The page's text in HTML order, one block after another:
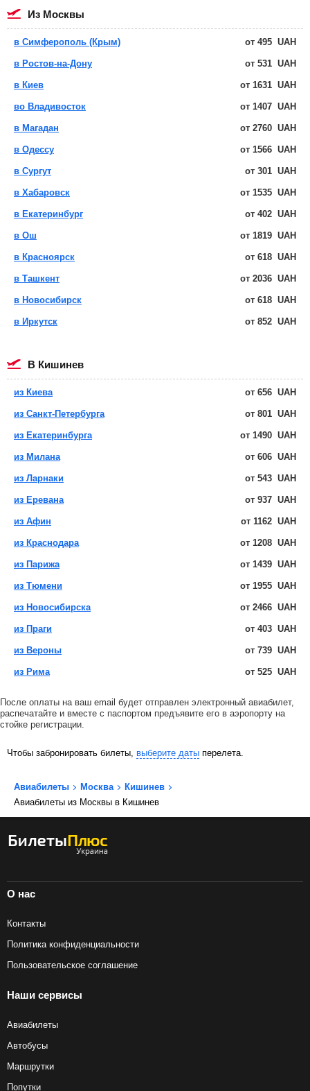
из Москвы
в Симферополь (Крым) от 495 UAH
в Ростов-на-Дону от 531 UAH
в Киев от 1631 UAH
во Владивосток от 1407 UAH
в Магадан от 2760 UAH
в Одессу от 1566 UAH
в Сургут от 301 UAH
в Хабаровск от 1535 UAH
в Екатеринбург от 402 UAH
в Ош от 1819 UAH
в Красноярск от 618 UAH
в Ташкент от 2036 UAH
в Новосибирск от 618 UAH
в Иркутск от 852 UAH
в Кишинев
из Киева от 656 UAH
из Санкт-Петербурга от 801 UAH
из Екатеринбурга от 1490 UAH
из Милана от 606 UAH
из Ларнаки от 543 UAH
из Еревана от 937 UAH
из Афин от 1162 UAH
из Краснодара от 1208 UAH
из Парижа от 1439 UAH
из Тюмени от 1955 UAH
из Новосибирска от 2466 UAH
из Праги от 403 UAH
из Вероны от 739 UAH
из Рима от 525 UAH
После оплаты на ваш email будет отправлен электронный авиабилет,
распечатайте и вместе с паспортом предъявите его в аэропорту на
стойке регистрации.
Чтобы забронировать билеты, выберите даты перелета.
Авиабилеты Москва
Кишинев
Авиабилеты из Москвы в Кишинев
О нас
Контакты
Политика конфиденциальности
Пользовательское соглашение
Наши сервисы
Авиабилеты
Автобусы
Маршрутки
Попутки